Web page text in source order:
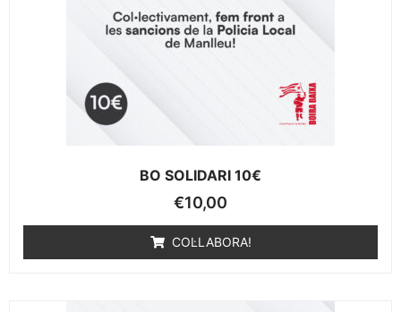
BO SOLIDARI 10€
€10,00
COL·LABORA!